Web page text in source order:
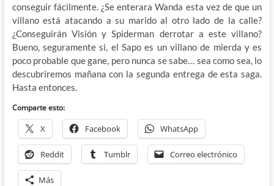
conseguir fácilmente. ¿Se enterara Wanda esta vez de que un
villano está atacando a su marido al otro lado de la calle?
¿Conseguirán Visión y Spiderman derrotar a este villano?
Bueno, seguramente si, el Sapo es un villano de mierda y es
poco probable que gane, pero nunca se sabe… sea como sea, lo
descubriremos mañana con la segunda entrega de esta saga.
Hasta entonces.
Comparte esto:
X Facebook WhatsApp
Reddit Tumblr Correo electrónico
Más